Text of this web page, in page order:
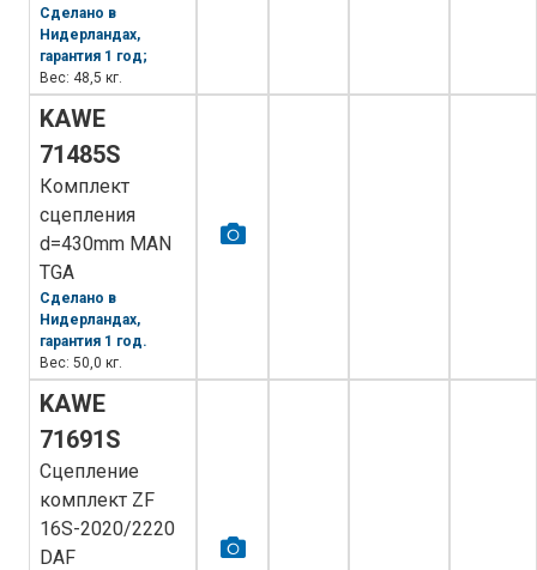
Сделано в
Нидерландах,
гарантия 1 год;
Вес: 48,5 кг.
KAWE
71485S
Комплект
сцепления
d=430mm MAN
TGA
Сделано в
Нидерландах,
гарантия 1 год.
Вес: 50,0 кг.
KAWE
71691S
Сцепление
комплект ZF
16S-2020/2220
DAF